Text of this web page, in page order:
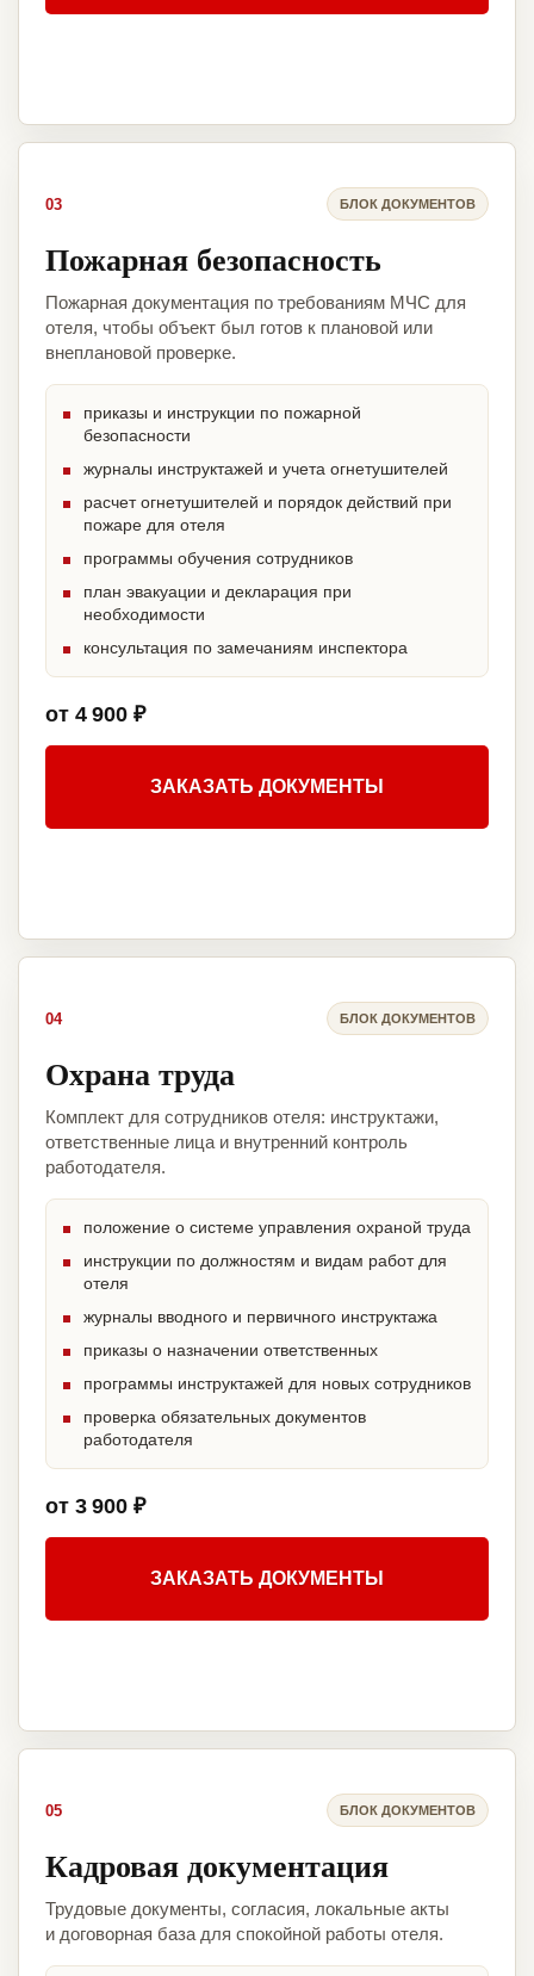
03 БЛОК ДОКУМЕНТОВ
Пожарная безопасность
Пожарная документация по требованиям МЧС для
отеля, чтобы объект был готов к плановой или
внеплановой проверке.
приказы и инструкции по пожарной
безопасности
журналы инструктажей и учета огнетушителей
расчет огнетушителей и порядок действий при
пожаре для отеля
программы обучения сотрудников
план эвакуации и декларация при
необходимости
консультация по замечаниям инспектора
от 4 900 ₽
ЗАКАЗАТЬ ДОКУМЕНТЫ
04 БЛОК ДОКУМЕНТОВ
Охрана труда
Комплект для сотрудников отеля: инструктажи,
ответственные лица и внутренний контроль
работодателя.
положение о системе управления охраной труда
инструкции по должностям и видам работ для
отеля
журналы вводного и первичного инструктажа
приказы о назначении ответственных
программы инструктажей для новых сотрудников
проверка обязательных документов
работодателя
от 3 900 ₽
ЗАКАЗАТЬ ДОКУМЕНТЫ
05 БЛОК ДОКУМЕНТОВ
Кадровая документация
Трудовые документы, согласия, локальные акты
и договорная база для спокойной работы отеля.